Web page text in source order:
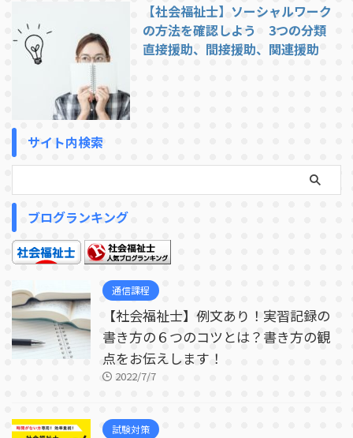
【社会福祉士】ソーシャルワーク
の方法を確認しよう 3つの分類
直接援助、間接援助、関連援助
サイト内検索
ブログランキング
通信課程
【社会福祉士】例文あり！実習記録の
書き方の６つのコツとは？書き方の観
点をお伝えします！
2022/7/7
試験対策